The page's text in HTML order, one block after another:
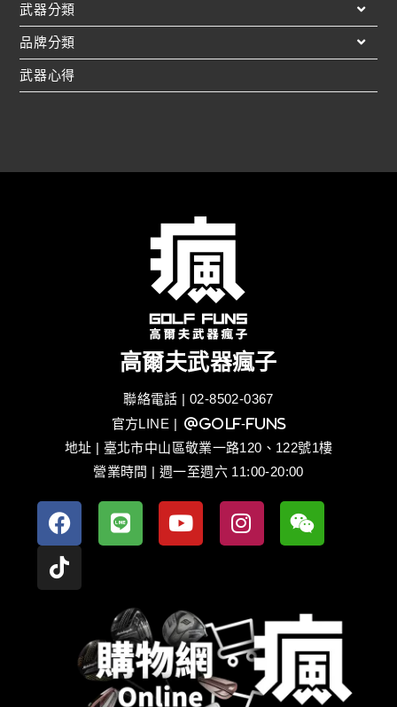
武器分類
品牌分類
武器心得
高爾夫武器瘋子
聯絡電話 | 02-8502-0367
官方LINE | @golf-funs
地址 | 臺北市中山區敬業一路120、122號1樓
營業時間 | 週一至週六 11:00-20:00